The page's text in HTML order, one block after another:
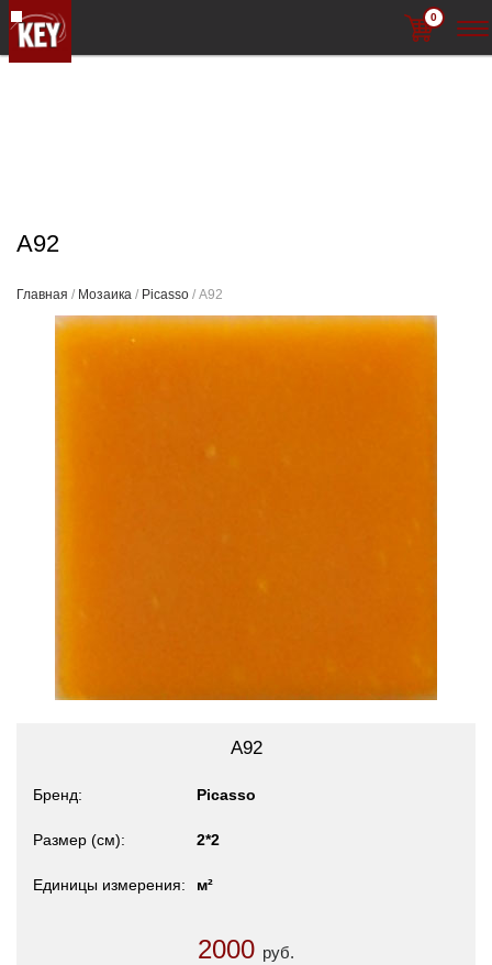
0
A92
Главная / Мозаика / Picasso / A92
A92
Бренд Picasso
Размер (см) 2*2
Единицы измерения м²
2000 руб.